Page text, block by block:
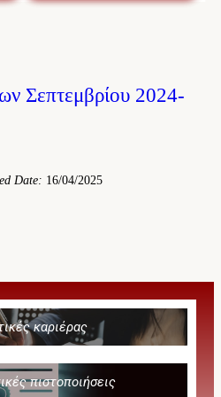
Σεπτεμβρίου 2024-
Date: 16/04/2025
καριέρας
πιστοποιήσεις